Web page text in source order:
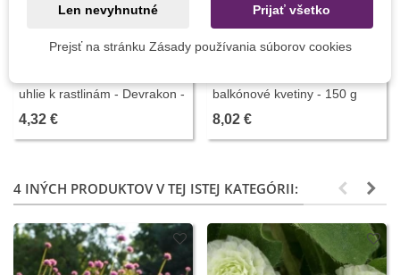
Pridať do košíka
uhlie k rastlinám - Devrakon -
predaj hnojív - 300 ml
4,32 €
Pridať do košíka
balkónové kvetiny - 150 g
8,02 €
4 INÝCH PRODUKTOV V TEJ ISTEJ KATEGÓRII:
Len nevyhnutné Prijať všetko
Prejsť na stránku Zásady používania súborov cookies